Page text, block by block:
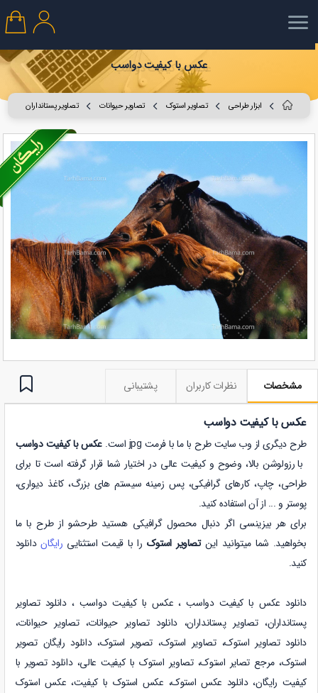
عکس با کیفیت دواسب
ابزار طراحی تصاویر استوک تصاویر حیوانات تصاویر پستانداران
مشخصات نظرات کاربران پشتیبانی
عکس با کیفیت دواسب
طرح دیگری از وب سایت طرح با ما با فرمت jpg است.
عکس با کیفیت دواسب
با رزولوشن بالا، وضوح و کیفیت عالی در اختیار شما قرار گرفته است تا برای
طراحی، چاپ، کارهای گرافیکی، پس زمینه سیستم های بزرگ، کاغذ دیواری،
پوستر و ... از آن استفاده کنید.
برای هر بیزینسی اگر دنبال محصول گرافیکی هستید طرحشو از طرح با ما
بخواهید. شما میتوانید این تصاویر استوک را با قیمت استثنایی رایگان دانلود
کنید.
دانلود عکس با کیفیت دواسب ، عکس با کیفیت دواسب ، دانلود تصاویر
پستانداران، تصاویر پستانداران، دانلود تصاویر حیوانات، تصاویر حیوانات،
دانلود تصاویر استوک، تصاویر استوک، تصویر استوک، دانلود رایگان تصویر
استوک، مرجع تصایر استوک، تصاویر استوک با کیفیت عالی، دانلود تصویر با
کیفیت رایگان، دانلود عکس استوک، عکس استوک با کیفیت، عکس استوک